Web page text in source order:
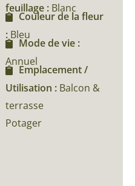
feuillage : Blanc
Couleur de la fleur
: Bleu
Mode de vie :
Annuel
Emplacement /
Utilisation : Balcon &
terrasse
Potager